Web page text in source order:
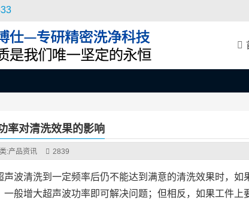
率对清洗效果的影响
:产品资讯 2839
波清洗到一定频率后仍不能达到满意的清洗效果时，如
一般增大超声波功率即可解决问题；但相反，如果工件上